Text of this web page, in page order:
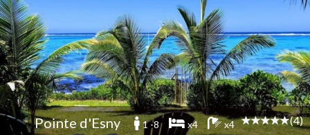
Pointe d'Esny 1 -8 x4 x4 (4)